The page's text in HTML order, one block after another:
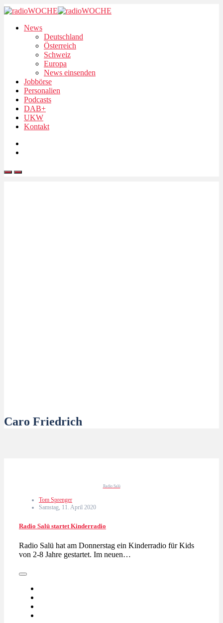
News
Deutschland
Österreich
Schweiz
Europa
News einsenden
Jobbörse
Personalien
Podcasts
DAB+
UKW
Kontakt
Caro Friedrich
Radio Salü
Tom Sprenger
Samstag, 11. April 2020
Radio Salü startet Kinderradio
Radio Salü hat am Donnerstag ein Kinderradio für Kids
von 2-8 Jahre gestartet. Im neuen…